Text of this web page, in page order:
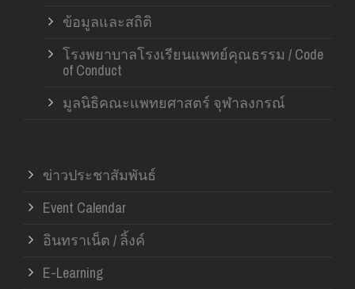
ข้อมูลและสถิติ
โรงพยาบาลโรงเรียนแพทย์คุณธรรม / Code
of Conduct
มูลนิธิคณะแพทยศาสตร์ จุฬาลงกรณ์
ข่าวประชาสัมพันธ์
Event Calendar
อินทราเน็ต / ลิ้งค์
E-Learning